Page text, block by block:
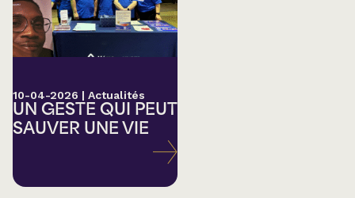
10-04-2026 | Actualités
UN GESTE QUI PEUT
SAUVER UNE VIE